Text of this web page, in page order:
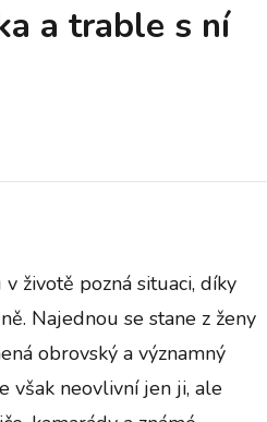
a trable s ní
životě pozná situaci, díky
Najednou se stane z ženy
obrovský a významný
však neovlivní jen ji, ale